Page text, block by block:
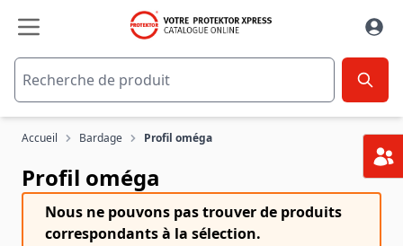
Accueil Bardage Profil oméga
Profil oméga
Nous ne pouvons pas trouver de produits
correspondants à la sélection.